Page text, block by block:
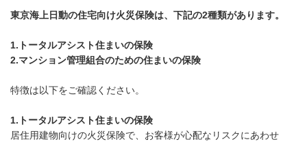
東京海上日動の住宅向け火災保険は、下記の2種類があります。
1.トータルアシスト住まいの保険
2.マンション管理組合のための住まいの保険
特徴は以下をご確認ください。
1.トータルアシスト住まいの保険
居住用建物向けの火災保険で、お客様が心配なリスクにあわせ